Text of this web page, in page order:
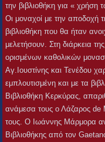
την βιβλιοθήκη για «
Οι μοναχοί με την αποδοχή
βιβλιοθήκη που θα ήταν
μελετήσουν. Στη διάρκεια
ορισμένων καθολικών
Αγ.Ιουστίνης και Τενέδου
εμπλουτισμένη και με τα
Βιβλιοθήκη Κερκύρας,
ανάμεσα τους ο Λάζαρος de
τους. Ο Ιωάννης Μάρμορα
Βιβλιοθήκης από τον